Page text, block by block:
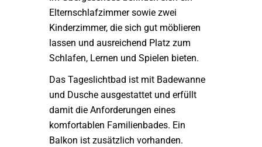
Elternschlafzimmer sowie zwei
Kinderzimmer, die sich gut möblieren
lassen und ausreichend Platz zum
Schlafen, Lernen und Spielen bieten.
Das Tageslichtbad ist mit Badewanne
und Dusche ausgestattet und erfüllt
damit die Anforderungen eines
komfortablen Familienbades. Ein
Balkon ist zusätzlich vorhanden.